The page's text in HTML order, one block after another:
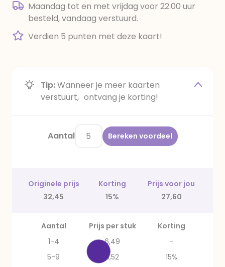
Maandag tot en met vrijdag voor 22.00 uur
besteld, vandaag verstuurd.
Verdien 5 punten met deze kaart!
Tip:Wanneer je meer kaarten
verstuurt, ontvang je korting!
Aantal Bereken voordeel
Originele prijs Korting
Prijs voor jou
32,45
15% 27,60
Aantal Prijs per stuk
Korting
1-4
6,49
-
5-9
5,52
15%